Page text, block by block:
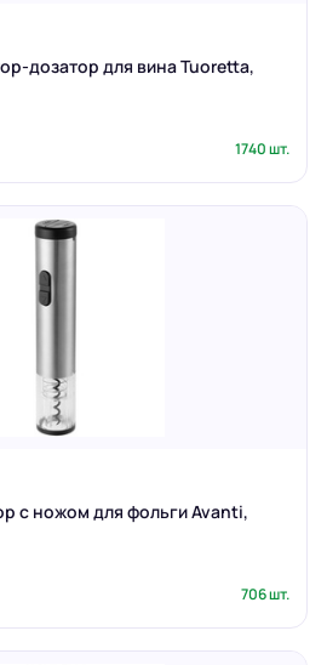
дозатор для вина Tuoretta,
1740 шт.
с ножом для фольги Avanti,
706 шт.